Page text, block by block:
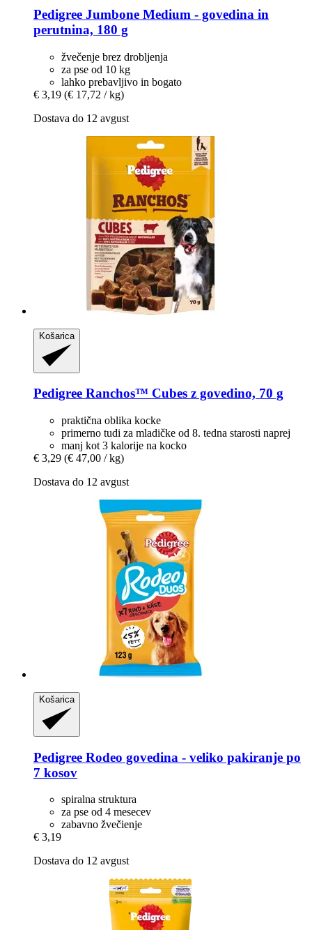
Pedigree Jumbone Medium -​ govedina in
perutnina, 180 g
žvečenje brez drobljenja
za pse od 10 kg
lahko prebavljivo in bogato
€ 3,19 (€ 17,72 / kg)
Dostava do 12 avgust
Košarica
Pedigree Ranchos™ Cubes z govedino, 70 g
praktična oblika kocke
primerno tudi za mladičke od 8. tedna starosti naprej
manj kot 3 kalorije na kocko
€ 3,29 (€ 47,00 / kg)
Dostava do 12 avgust
Košarica
Pedigree Rodeo govedina -​ veliko pakiranje po
7 kosov
spiralna struktura
za pse od 4 mesecev
zabavno žvečienje
€ 3,19
Dostava do 12 avgust